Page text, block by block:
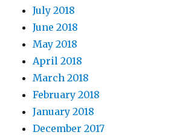
July 2018
June 2018
May 2018
April 2018
March 2018
February 2018
January 2018
December 2017